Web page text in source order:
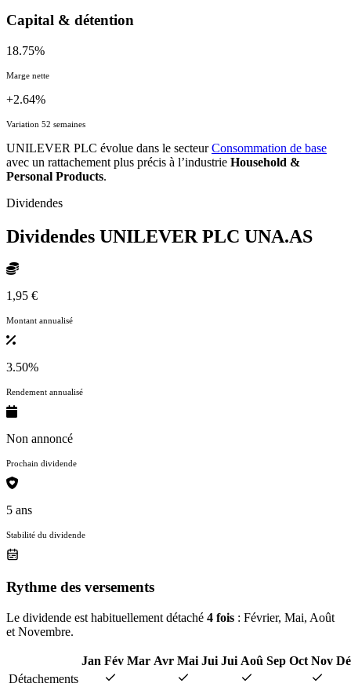
Capital & détention
18.75%
Marge nette
+2.64%
Variation 52 semaines
UNILEVER PLC évolue dans le secteurConsommation de base
avec un rattachement plus précis à l’industrie Household &
Personal Products.
Dividendes
Dividendes UNILEVER PLC UNA.AS
1,95 €
Montant annualisé
3.50%
Rendement annualisé
Non annoncé
Prochain dividende
5 ans
Stabilité du dividende
Rythme des versements
Le dividende est habituellement détaché 4 fois : Février, Mai, Août
et Novembre.
Jan Fév Mar Avr Mai Jui Jui Aoû Sep Oct Nov
Détachements